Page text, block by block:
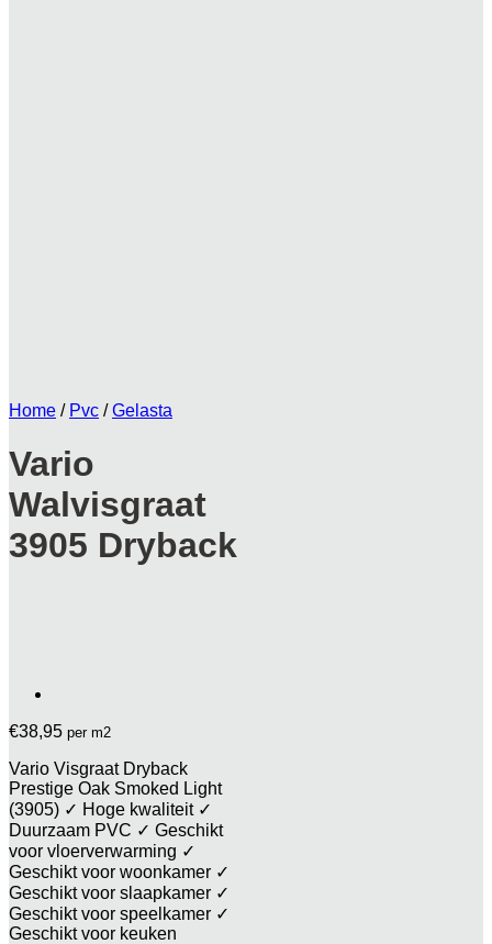
Home / Pvc / Gelasta
Vario
Walvisgraat
3905 Dryback
€38,95 per m2
Vario Visgraat Dryback
Prestige Oak Smoked Light
(3905) ✓ Hoge kwaliteit ✓
Duurzaam PVC ✓ Geschikt
voor vloerverwarming ✓
Geschikt voor woonkamer ✓
Geschikt voor slaapkamer ✓
Geschikt voor speelkamer ✓
Geschikt voor keuken